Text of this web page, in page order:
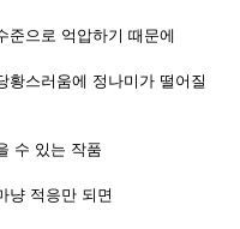
준으로 억압하기 때문에
황스러움에 정나미가 떨어질
수 있는 작품
냥 적응만 되면